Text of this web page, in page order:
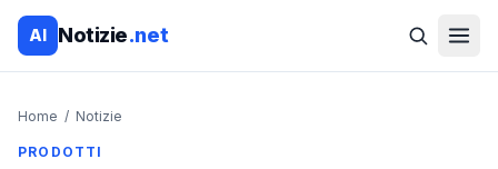
AI Notizie.net
Home / Notizie
PRODOTTI